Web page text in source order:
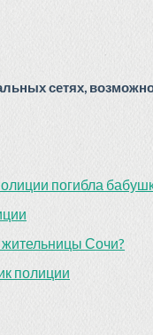
сетях,
погибла
жительницы Сочи?
полиции